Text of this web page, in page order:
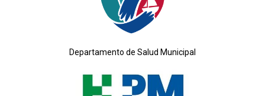
Departamento de Salud Municipal